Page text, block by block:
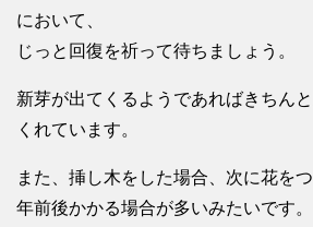
において、
じっと回復を祈って待ちましょう。
新芽が出てくるようであればきちん
くれています。
また、挿し木をした場合、次に花を
年前後かかる場合が多いみたいです。